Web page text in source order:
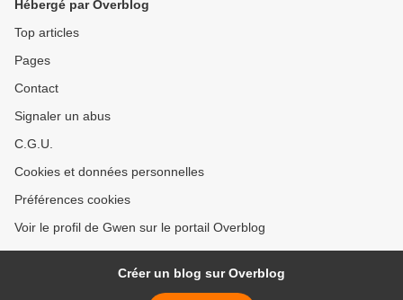
Hébergé par Overblog
Top articles
Pages
Contact
Signaler un abus
C.G.U.
Cookies et données personnelles
Préférences cookies
Voir le profil de Gwen sur le portail Overblog
Créer un blog sur Overblog